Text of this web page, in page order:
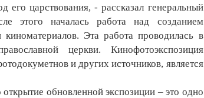
царствования, - рассказал генеральный
этого началась работа над созданием
Эта работа проводилась в
церкви. Кинофотоэкспозиция
и других источников, является
обновленной экспозиции – это одно